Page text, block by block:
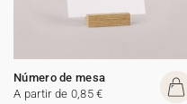
Número de mesa
A partir de 0,85 €